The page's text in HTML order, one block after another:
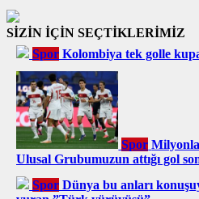
SİZİN İÇİN SEÇTİKLERİMİZ
Spor Kolombiya tek golle
Spor
Ulusal Grubumuzun attığı gol
Spor Dünya bu anları